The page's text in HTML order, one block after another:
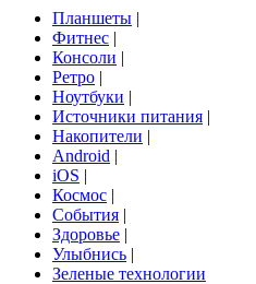
Планшеты |
Фитнес |
Консоли |
Ретро |
Ноутбуки |
Источники питания |
Накопители |
Android |
iOS |
Космос |
События |
Здоровье |
Улыбнись |
Зеленые технологии